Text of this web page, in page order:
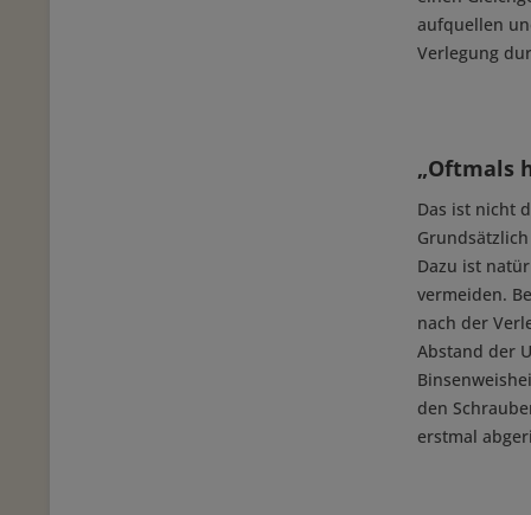
aufquellen
Verlegung
„Oftmals
Das ist nicht
Dazu ist
vermeiden.
nach der
Abstand der
den
erstmal